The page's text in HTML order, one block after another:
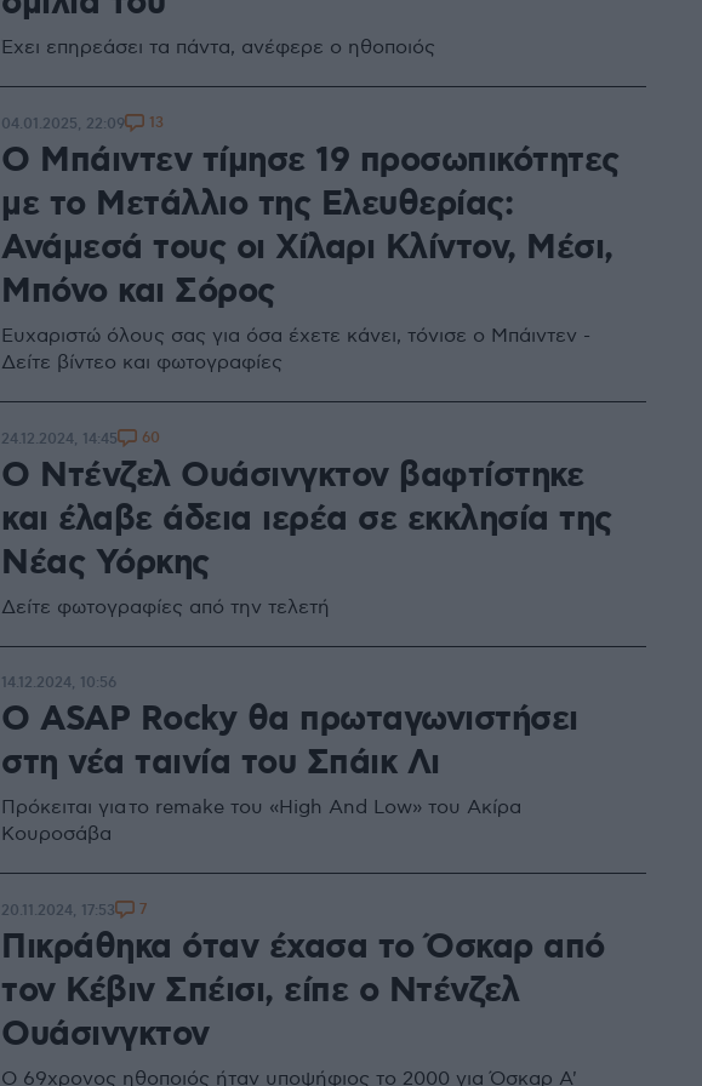
Έχει επηρεάσει τα πάντα, ανέφερε ο ηθοποιός
O Μπάιντεν τίμησε 19 προσωπικότητες
με το Μετάλλιο της Ελευθερίας:
Ανάμεσά τους οι Χίλαρι Κλίντον, Μέσι,
Μπόνο και Σόρος
Ευχαριστώ όλους σας για όσα έχετε κάνει, τόνισε ο Μπάιντεν -
Δείτε βίντεο και φωτογραφίες
04.01.2025, 22:09 13
Ο Ντένζελ Ουάσινγκτον βαφτίστηκε
και έλαβε άδεια ιερέα σε εκκλησία της
Νέας Υόρκης
Δείτε φωτογραφίες από την τελετή
24.12.2024, 14:45 60
O ASAP Rocky θα πρωταγωνιστήσει
στη νέα ταινία του Σπάικ Λι
Πρόκειται για το remake του «High And Low» του Ακίρα
Κουροσάβα
14.12.2024, 10:56
Πικράθηκα όταν έχασα το Όσκαρ από
τον Κέβιν Σπέισι, είπε ο Ντένζελ
Ουάσινγκτον
Ο 69χρονος ηθοποιός ήταν υποψήφιος το 2000 για Όσκαρ Α'
20.11.2024, 17:53 7